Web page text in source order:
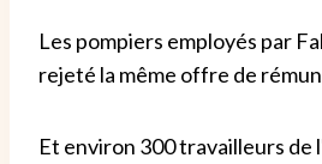
Les pompiers employés par
rejeté la même offre de
Et environ 300 travailleurs de